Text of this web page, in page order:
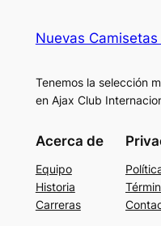
Nuevas
Tenemos la selección
en Ajax Club
Acerca de
Equipo
Historia
Carreras